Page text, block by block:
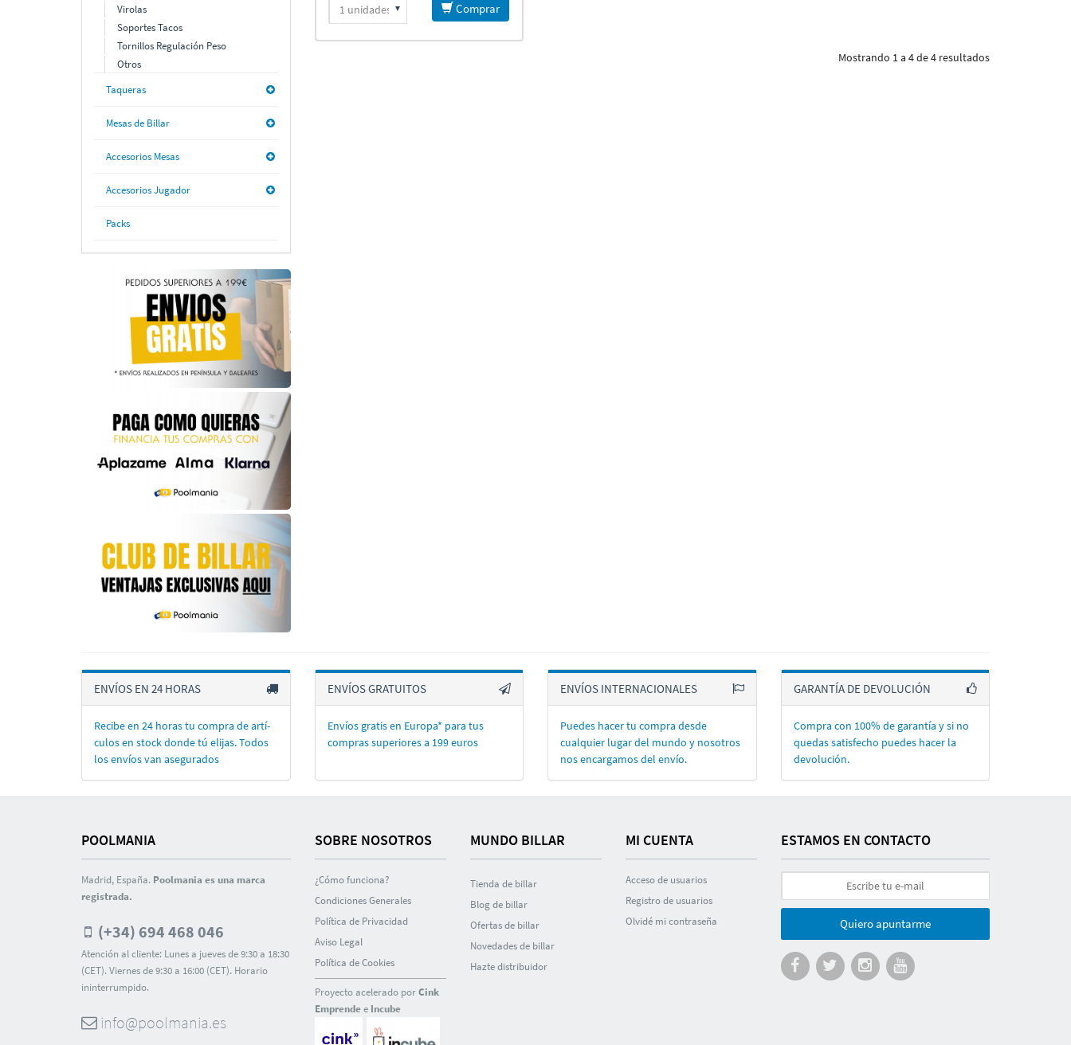
Virolas
Soportes Tacos
Tornillos Regulación Peso
Otros
Taqueras
Mesas de Billar
Accesorios Mesas
Accesorios Jugador
Packs
Comprar
Mostrando 1 a 4 de 4 resultados
ENVÍOS EN 24 HORAS
Recibe en 24 horas tu compra de artí­
culos en stock donde tú elijas. Todos
los enví­os van asegurados
ENVÍOS GRATUITOS
Envíos gratis en Europa* para tus
compras superiores a 199 euros
ENVÍOS INTERNACIONALES
Puedes hacer tu compra desde
cualquier lugar del mundo y nosotros
nos encargamos del enví­o.
GARANTÍA DE DEVOLUCIÓN
Compra con 100% de garantí­a y si no
quedas satisfecho puedes hacer la
devolución.
POOLMANIA
Madrid, España. Poolmania es una marca
registrada.
(+34) 694 468 046
Atención al cliente: Lunes a jueves de 9:30 a 18:30
(CET). Viernes de 9:30 a 16:00 (CET). Horario
ininterrumpido.
info@poolmania.es
SOBRE NOSOTROS
¿Cómo funciona?
Condiciones Generales
Polí­tica de Privacidad
Aviso Legal
Polí­tica de Cookies
Proyecto acelerado porCink
Emprendee Incube
MUNDO BILLAR
Tienda de billar
Blog de billar
Ofertas de billar
Novedades de billar
Hazte distribuidor
MI CUENTA
Acceso de usuarios
Registro de usuarios
Olvidé mi contraseña
ESTAMOS EN CONTACTO
Quiero apuntarme